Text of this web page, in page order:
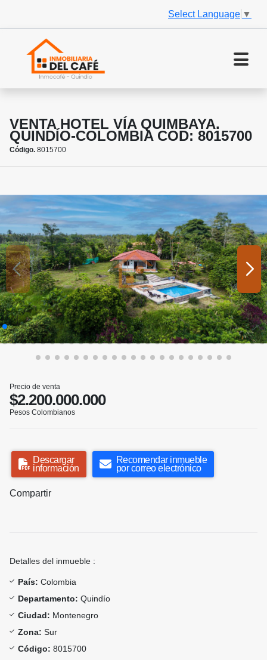
Select Language ▼
VENTA HOTEL VÍA QUIMBAYA.
QUINDÍO-COLOMBIA COD: 8015700
Código. 8015700
Precio de venta
$2.200.000.000
Pesos Colombianos
Descargar
información
Recomendar inmueble
por correo electrónico
Compartir
Detalles del inmueble :
País: Colombia
Departamento: Quindío
Ciudad: Montenegro
Zona: Sur
Código: 8015700